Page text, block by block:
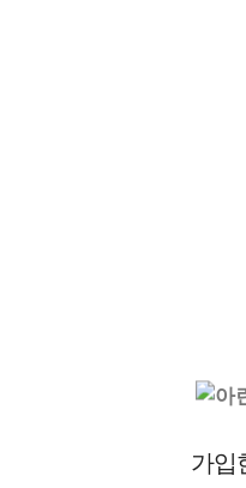
가입